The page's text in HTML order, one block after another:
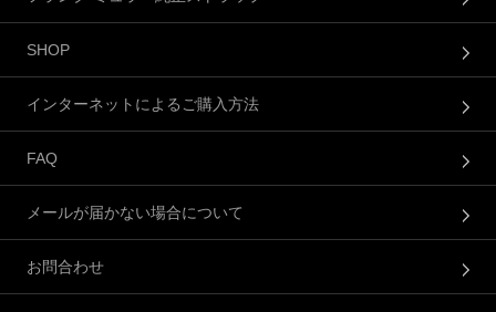
SHOP
インターネットによるご購入方法
FAQ
メールが届かない場合について
お問合わせ